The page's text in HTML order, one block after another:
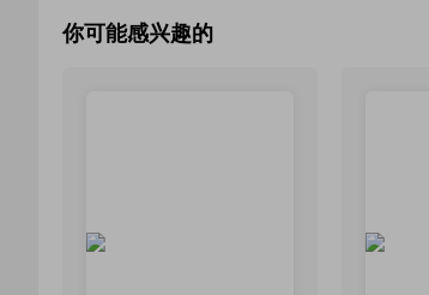
你可能感兴趣的